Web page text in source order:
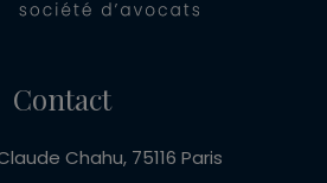
Contact
Chahu, 75116 Paris